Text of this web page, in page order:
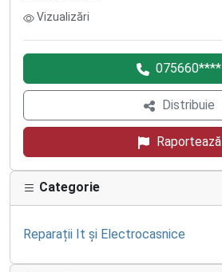
Vizualizări
075660****
Distribuie
Raportează
Categorie
Reparații It și Electrocasnice